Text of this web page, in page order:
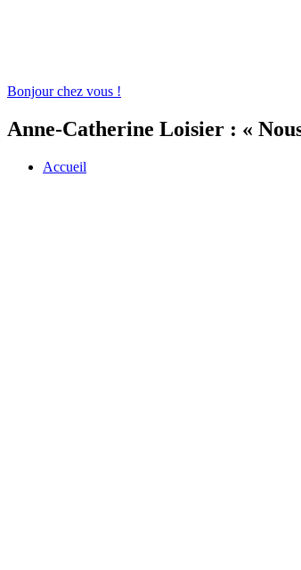
Bonjour chez vous !
Anne-Catherine Loisier : «
Accueil